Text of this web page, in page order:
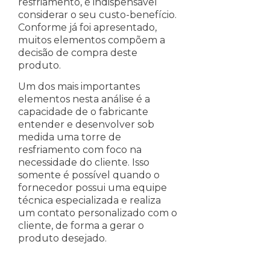
considerar o seu custo-benefício.
Conforme já foi apresentado,
muitos elementos compõem a
decisão de compra deste
produto.
Um dos mais importantes
elementos nesta análise é a
capacidade de o fabricante
entender e desenvolver sob
medida uma torre de
resfriamento com foco na
necessidade do cliente. Isso
somente é possível quando o
fornecedor possui uma equipe
técnica especializada e realiza
um contato personalizado com o
cliente, de forma a gerar o
produto desejado.